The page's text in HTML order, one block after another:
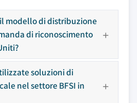
modello di distribuzione
di riconoscimento
soluzioni di
nel settore BFSI in